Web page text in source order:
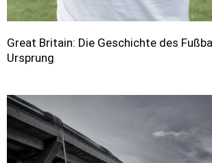
Great Britain: Die Geschichte des
Ursprung